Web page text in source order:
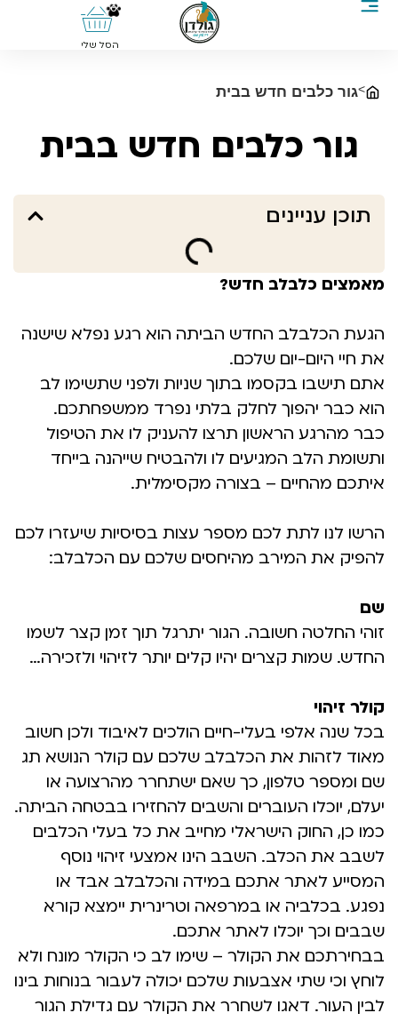
0
הסל שלי
>גור כלבים חדש בבית
גור כלבים חדש בבית
תוכן עניינים
מאמצים כלבלב חדש?
הגעת הכלבלב החדש הביתה הוא רגע נפלא שישנה
את חיי היום-יום שלכם.
אתם תישבו בקסמו בתוך שניות ולפני שתשימו לב
הוא כבר יהפוך לחלק בלתי נפרד ממשפחתכם.
כבר מהרגע הראשון תרצו להעניק לו את הטיפול
ותשומת הלב המגיעים לו ולהבטיח שייהנה בייחד
איתכם מהחיים – בצורה מקסימלית.
הרשו לנו לתת לכם מספר עצות בסיסיות שיעזרו לכם
להפיק את המירב מהיחסים שלכם עם הכלבלב:
שם
זוהי החלטה חשובה. הגור יתרגל תוך זמן קצר לשמו
החדש. שמות קצרים יהיו קלים יותר לזיהוי ולזכירה…
קולר זיהוי
בכל שנה אלפי בעלי-חיים הולכים לאיבוד ולכן חשוב
מאוד לזהות את הכלבלב שלכם עם קולר הנושא תג
שם ומספר טלפון, כך שאם ישתחרר מהרצועה או
יעלם, יוכלו העוברים והשבים להחזירו בבטחה הביתה.
כמו כן, החוק הישראלי מחייב את כל בעלי הכלבים
לשבב את הכלב. השבב הינו אמצעי זיהוי נוסף
המסייע לאתר אתכם במידה והכלבלב אבד או
נפגע. בכלביה או במרפאה וטרינרית יימצא קורא
שבבים וכך יוכלו לאתר אתכם.
בבחירתכם את הקולר – שימו לב כי הקולר מונח ולא
לוחץ וכי שתי אצבעות שלכם יכולה לעבור בנוחות בינו
לבין העור. דאגו לשחרר את הקולר עם גדילת הגור